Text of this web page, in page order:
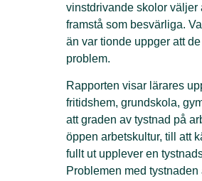
vinstdrivande skolor väljer
framstå som besvärliga.
än var tionde uppger att
problem.
Rapporten visar lärares
fritidshem, grundskola,
att graden av tystnad på
öppen arbetskultur, till att
fullt ut upplever en
Problemen med